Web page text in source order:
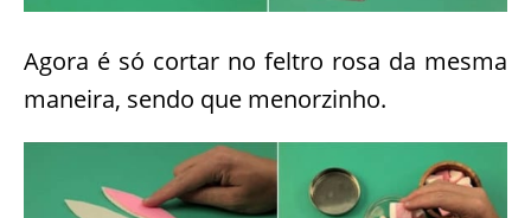
Agora é só cortar no feltro rosa da mesma
maneira, sendo que menorzinho.